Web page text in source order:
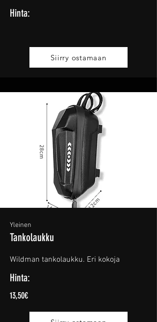
Hinta:
Siirry ostamaan
Yleinen
Tankolaukku
Wildman tankolaukku. Eri kokoja
Hinta:
13,50€